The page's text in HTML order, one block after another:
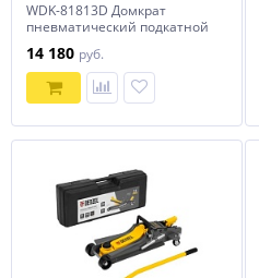
WDK-81813D Домкрат
пневматический подкатной
регулировкой угла наклона
рукояти, WiederKraft
14 180 руб.